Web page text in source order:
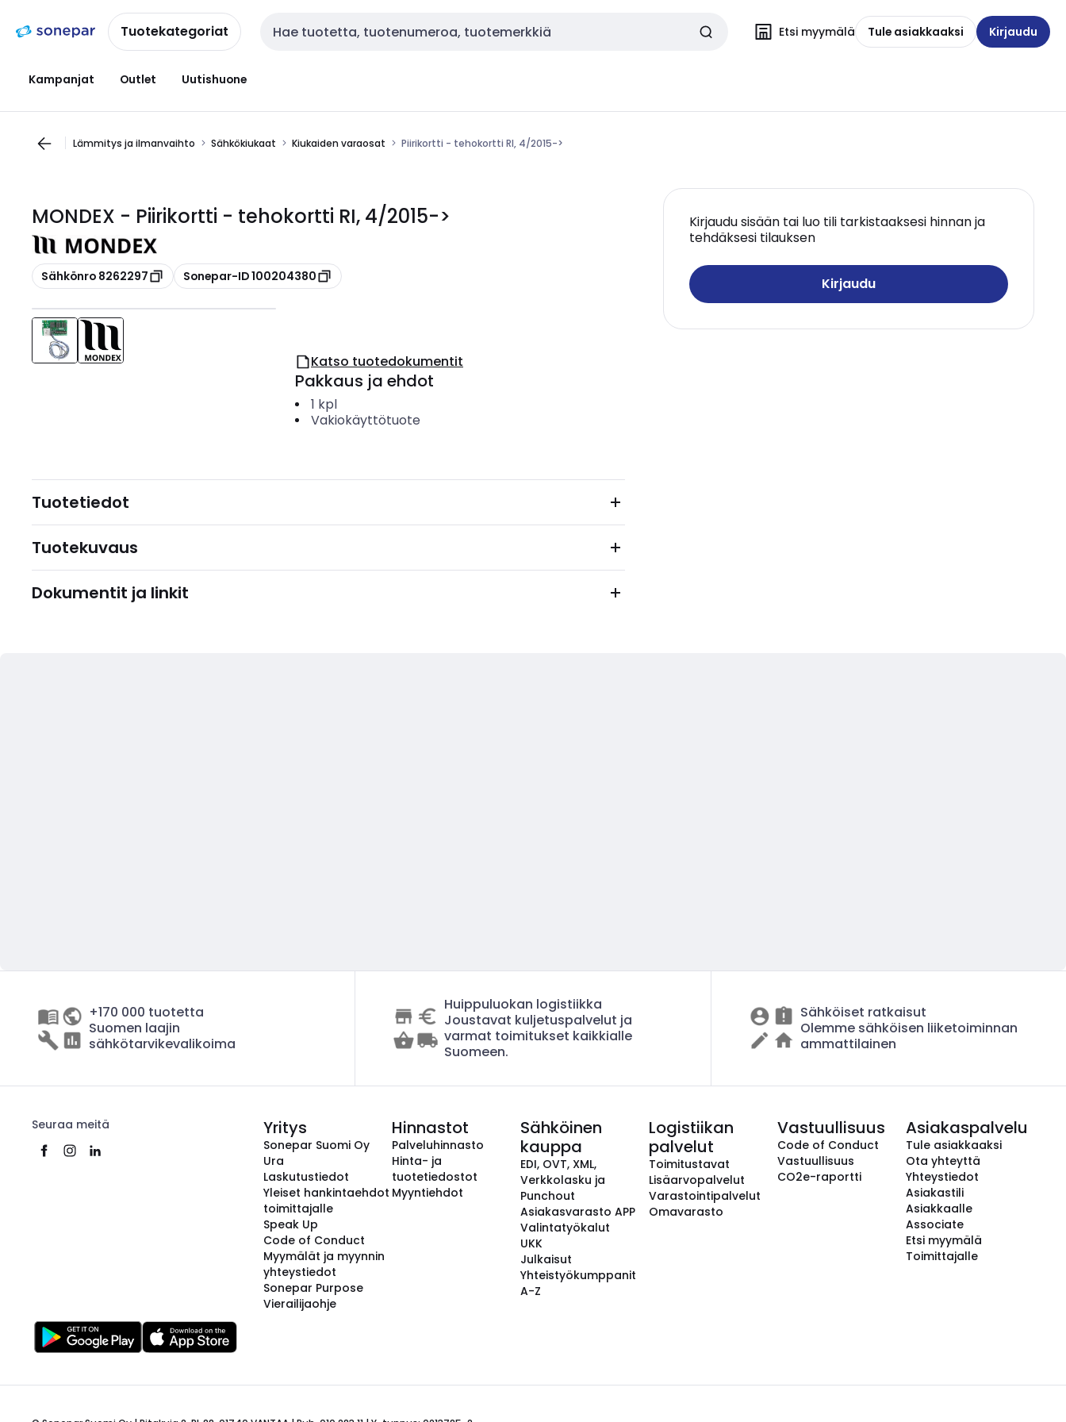
navigointiinsisältöönTuotekategoriat Haku Etsi myymälä Tule asiakkaaksi Kirjaudu
Kampanjat Outlet Uutishuone
Lämmitys ja ilmanvaihto Sähkökiukaat Kiukaiden varaosat Piirikortti - tehokortti RI, 4/2015->
MONDEX - Piirikortti - tehokortti RI, 4/2015->
Kopioi
Sähkönro 8262297 Kopioi
Sonepar-ID 100204380
Kirjaudu sisään tai luo tili tarkistaaksesi hinnan ja
tehdäksesi tilauksen
Kirjaudu
Katso tuotedokumentit
Pakkaus ja ehdot
1 kpl
Vakiokäyttötuote
Tuotetiedot
Tuotekuvaus
Dokumentit ja linkit
+170 000 tuotetta
Suomen laajin
sähkötarvikevalikoima
Huippuluokan logistiikka
Joustavat kuljetuspalvelut ja
varmat toimitukset kaikkialle
Suomeen.
Sähköiset ratkaisut
Olemme sähköisen liiketoiminnan
ammattilainen
Seuraa meitä Yritys
Sonepar Suomi Oy
Ura
Laskutustiedot
Yleiset hankintaehdot
toimittajalle
Speak Up
Code of Conduct
Myymälät ja myynnin
yhteystiedot
Sonepar Purpose
Vierailijaohje
Hinnastot
Palveluhinnasto
Hinta- ja
tuotetiedostot
Myyntiehdot
Sähköinen
kauppa
EDI, OVT, XML,
Verkkolasku ja
Punchout
Asiakasvarasto APP
Valintatyökalut
UKK
Julkaisut
Yhteistyökumppanit
A-Z
Logistiikan
palvelut
Toimitustavat
Lisäarvopalvelut
Varastointipalvelut
Omavarasto
Vastuullisuus
Code of Conduct
Vastuullisuus
CO2e-raportti
Asiakaspalvelu
Tule asiakkaaksi
Ota yhteyttä
Yhteystiedot
Asiakastili
Asiakkaalle
Associate
Etsi myymälä
Toimittajalle